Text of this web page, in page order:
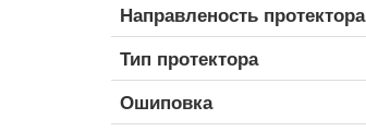
Направленость протектора
Тип протектора
Ошиповка